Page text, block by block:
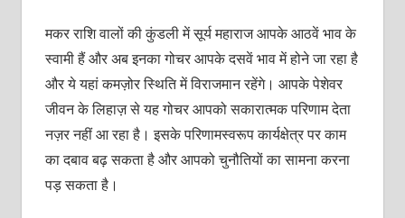
मकर राशि वालों की कुंडली में सूर्य महाराज आपके आठवें भाव के
स्वामी हैं और अब इनका गोचर आपके दसवें भाव में होने जा रहा है
और ये यहां कमज़ोर स्थिति में विराजमान रहेंगे। आपके पेशेवर
जीवन के लिहाज़ से यह गोचर आपको सकारात्मक परिणाम देता
नज़र नहीं आ रहा है। इसके परिणामस्वरूप कार्यक्षेत्र पर काम
का दबाव बढ़ सकता है और आपको चुनौतियों का सामना करना
पड़ सकता है।